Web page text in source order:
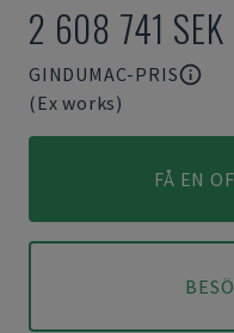
2 608 741 SEK
GINDUMAC-PRIS
(Ex works)
FÅ EN